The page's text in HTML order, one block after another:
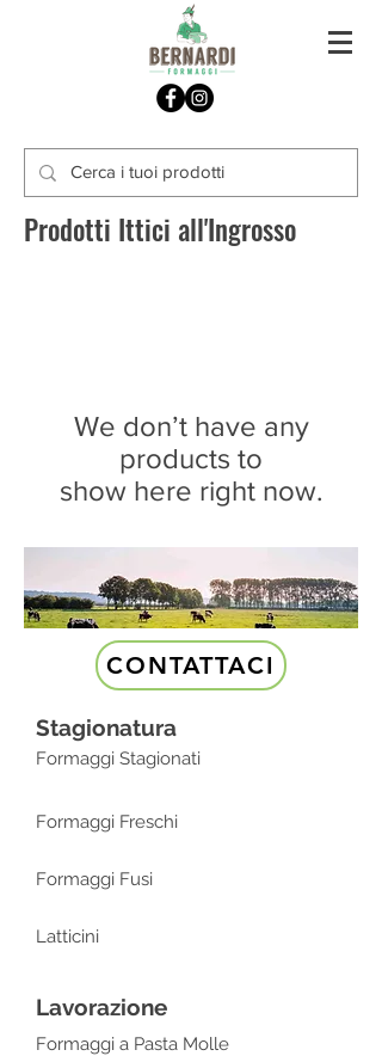
Prodotti Ittici all'Ingrosso
We don’t have any
products to
show here right now.
CONTATTACI
Stagionatura
Lavorazione
Formaggi Stagionati
Formaggi Freschi
Formaggi Fusi
Formaggi a Pasta Molle
Latticini